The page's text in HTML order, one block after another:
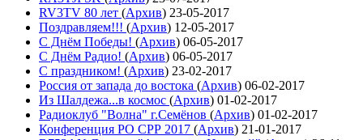
RV3TV 80 лет (Архив) 23-05-2017
Поздравляем!!! (Архив) 12-05-2017
С Днём Победы! (Архив) 06-05-2017
С Днём Радио! (Архив) 06-05-2017
С праздником! (Архив) 23-02-2017
Россия от запада до востока (Архив) 06-02-2017
Из Шалдежа...в космос (Архив) 01-02-2017
Радиоклуб "Волна" г.Семёнов (Архив) 01-02-2017
Конференция РО СРР 2017 (Архив) 21-01-2017